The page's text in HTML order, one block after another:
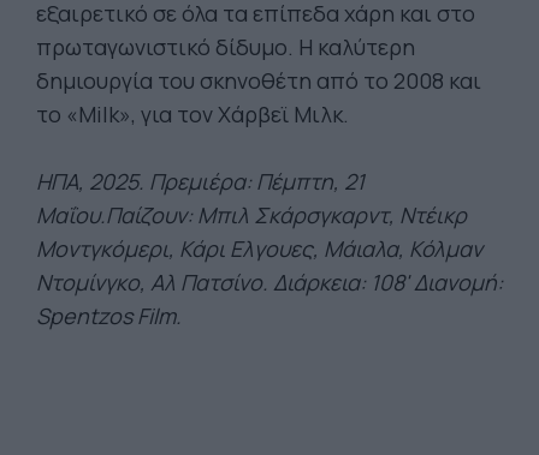
εξαιρετικό σε όλα τα επίπεδα χάρη και στο
πρωταγωνιστικό δίδυμο. Η καλύτερη
δημιουργία του σκηνοθέτη από το 2008 και
το «Milk», για τον Χάρβεϊ Μιλκ.
ΗΠΑ, 2025. Πρεμιέρα: Πέμπτη, 21
Μαΐου.Παίζουν: Μπιλ Σκάρσγκαρντ, Ντέικρ
Μοντγκόμερι, Κάρι Ελγουες, Μάιαλα, Κόλμαν
Ντομίνγκο, Αλ Πατσίνο. Διάρκεια: 108' Διανομή:
Spentzos Film.